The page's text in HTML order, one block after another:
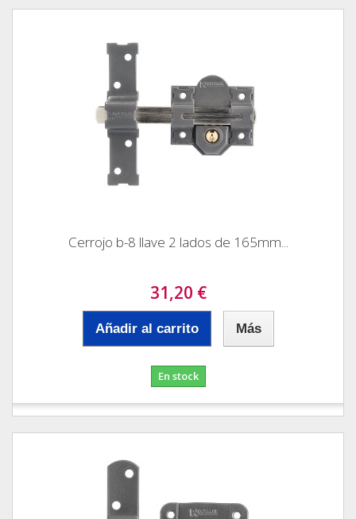
Cerrojo b-8 llave 2 lados de 165mm...
31,20 €
Añadir al carrito Más
En stock